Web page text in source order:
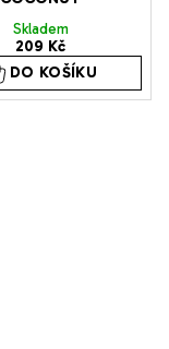
Skladem
209 Kč
DO KOŠÍKU